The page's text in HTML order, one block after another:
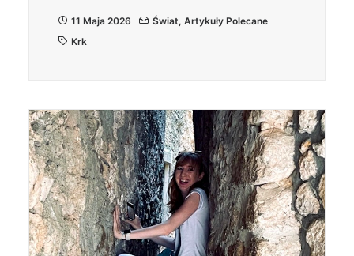
11 Maja 2026 Świat, Artykuły Polecane
Krk